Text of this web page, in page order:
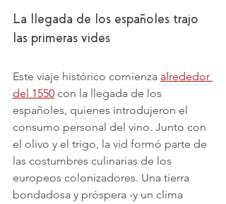
La llegada de los españoles trajo
las primeras vides
Este viaje histórico comienza alrededor
del 1550 con la llegada de los
españoles, quienes introdujeron el
consumo personal del vino. Junto con
el olivo y el trigo, la vid formó parte de
las costumbres culinarias de los
europeos colonizadores. Una tierra
bondadosa y próspera -y un clima